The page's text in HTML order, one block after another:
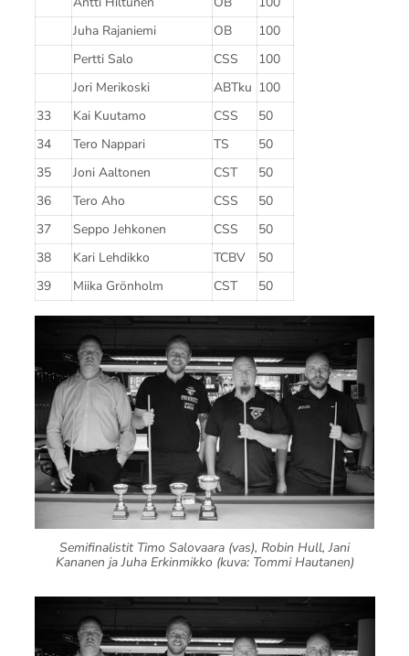
Juha Rajaniemi
OB
100
Pertti Salo
CSS
100
Jori Merikoski
ABTku 100
33
Kai Kuutamo CSS
50
34
Tero Nappari TS
50
35
Joni Aaltonen CST
50
36
Tero Aho CSS
50
37
Seppo Jehkonen CSS
50
38
Kari Lehdikko TCBV
50
39
Miika Grönholm CST 50
Semifinalistit Timo Salovaara (vas), Robin Hull, Jani
Kananen ja Juha Erkinmikko (kuva: Tommi Hautanen)